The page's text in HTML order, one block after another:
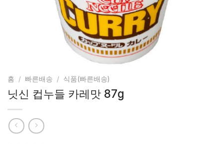
홈 / 빠른배송 / 식품(빠른배송)
닛신 컵누들 카레맛 87g